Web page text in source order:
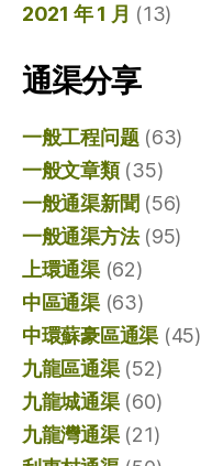
2021 年 1 月 (13)
通渠分享
一般工程问题(63)
一般文章類(35)
一般通渠新聞 (56)
一般通渠方法(95)
上環通渠(62)
中區通渠(63)
中環蘇豪區通渠 (45)
九龍區通渠(52)
九龍城通渠(60)
九龍灣通渠(21)